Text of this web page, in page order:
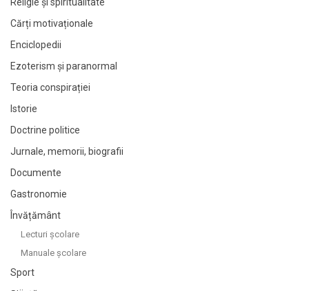
Cărți motivaționale
Enciclopedii
Ezoterism și paranormal
Teoria conspirației
Istorie
Doctrine politice
Jurnale, memorii, biografii
Documente
Gastronomie
Învățământ
Lecturi şcolare
Manuale şcolare
Sport